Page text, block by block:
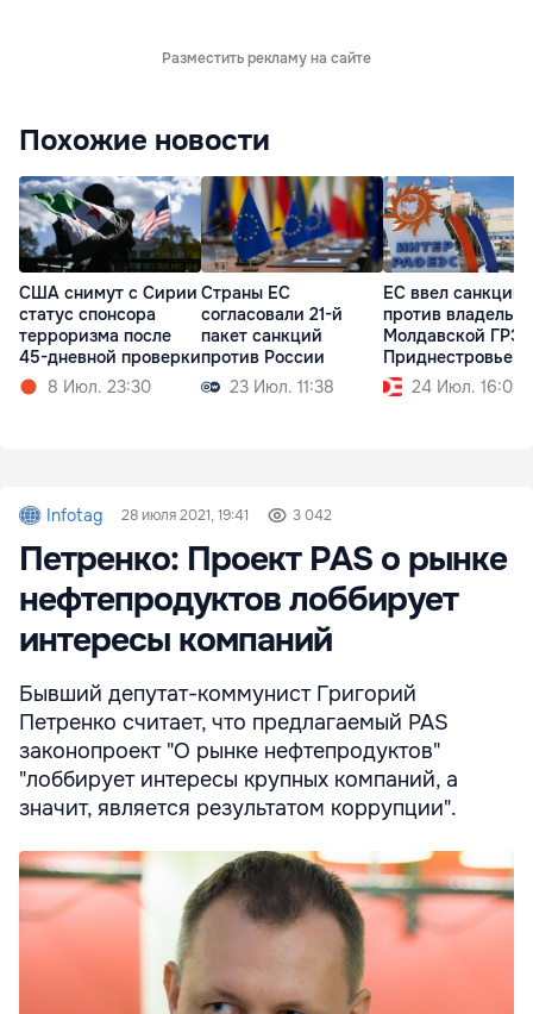
Разместить рекламу на сайте
Похожие новости
США снимут с Сирии
статус спонсора
терроризма после
45-дневной проверки
8 Июл. 23:30
Страны ЕС
согласовали 21-й
пакет санкций
против России
23 Июл. 11:38
ЕС ввел санкции
против владельца
Молдавской
Приднестровье
24 Июл. 16:09
Infotag 28 июля 2021, 19:41 3 042
Петренко: Проект PAS о рынке
нефтепродуктов лоббирует
интересы компаний
Бывший депутат-коммунист Григорий
Петренко считает, что предлагаемый PAS
законопроект "О рынке нефтепродуктов"
"лоббирует интересы крупных компаний, а
значит, является результатом коррупции".